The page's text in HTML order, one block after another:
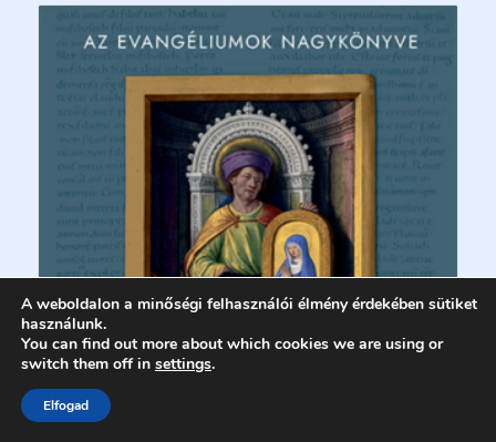
A weboldalon a minőségi felhasználói élmény érdekében sütiket
használunk.
You can find out more about which cookies we are using or
switch them off in settings.
Elfogad